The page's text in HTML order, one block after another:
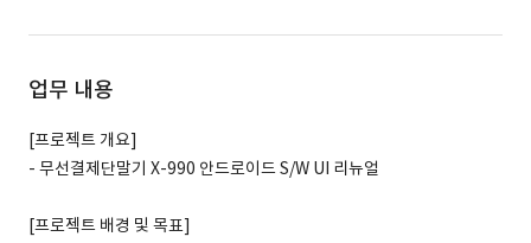
업무 내용
[프로젝트 개요]
- 무선결제단말기 X-990 안드로이드 S/W UI 리뉴얼
[프로젝트 배경 및 목표]